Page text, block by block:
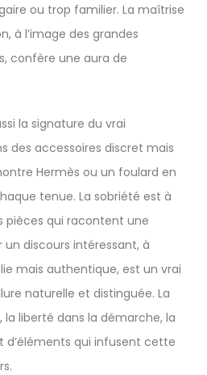
ou trop familier. La maîtrise
à l’image des grandes
confère une aura de
la signature du vrai
des accessoires discret mais
Hermès ou un foulard en
tenue. La sobriété est à
pièces qui racontent une
discours intéressant, à
mais authentique, est un vrai
naturelle et distinguée. La
la liberté dans la démarche, la
d’éléments qui infusent cette